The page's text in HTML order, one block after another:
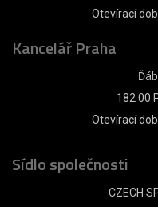
Otevírací
Kancelář Praha
182 00
Otevírací
Sídlo společnosti
CZECH